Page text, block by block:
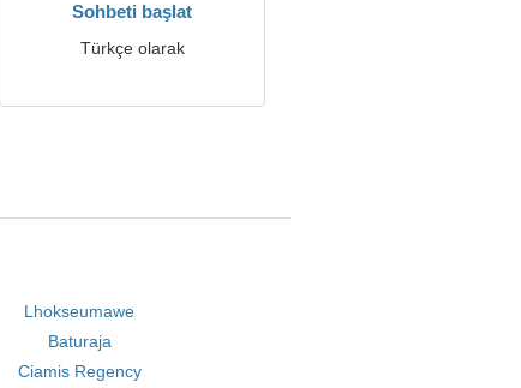
Sohbeti başlat
Türkçe olarak
Lhokseumawe
Baturaja
Ciamis Regency